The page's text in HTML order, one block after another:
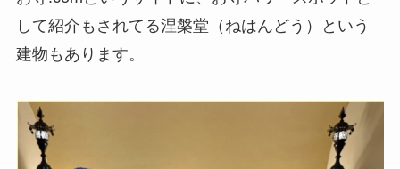
して紹介もされてる涅槃堂（ねはんどう）という
建物もあります。